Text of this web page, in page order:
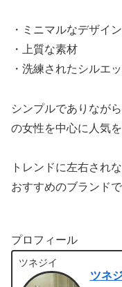
・ミニマルなデザイン
・上質な素材
・洗練されたシルエッ
シンプルでありなが
の女性を中心に人気
トレンドに左右され
おすすめのブランドで
プロフィール
ツネジイ
ツネ